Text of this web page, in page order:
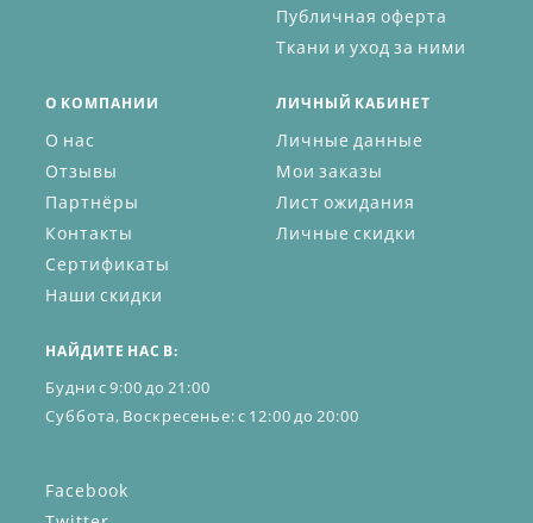
Публичная оферта
Ткани и уход за ними
О КОМПАНИИ
О нас
Отзывы
Партнёры
Контакты
Сертификаты
Наши скидки
ЛИЧНЫЙ КАБИНЕТ
Личные данные
Мои заказы
Лист ожидания
Личные скидки
НАЙДИТЕ НАС В:
Будни с 9:00 до 21:00
Суббота, Воскресенье: с 12:00 до 20:00
Facebook